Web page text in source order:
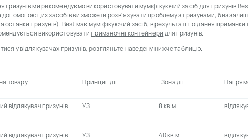
гризунів ми рекомендуємо використовувати муміфікуючий засіб для гризунів
допомогою цих засобів ви зможете розв'язувати проблему з гризунами, без
останки гризунів). Best має муміфікуючий засіб, в результаті поїдання приманки
використовуватиприманочні контейнери для гризунів.
у відлякувачах гризунів, розгляньте наведену нижче таблицю.
товару Принцип дії Зона дії
відлякувач гризунів
УЗ 8 кв.м
відлякувач гризунів
УЗ 40 кв.м